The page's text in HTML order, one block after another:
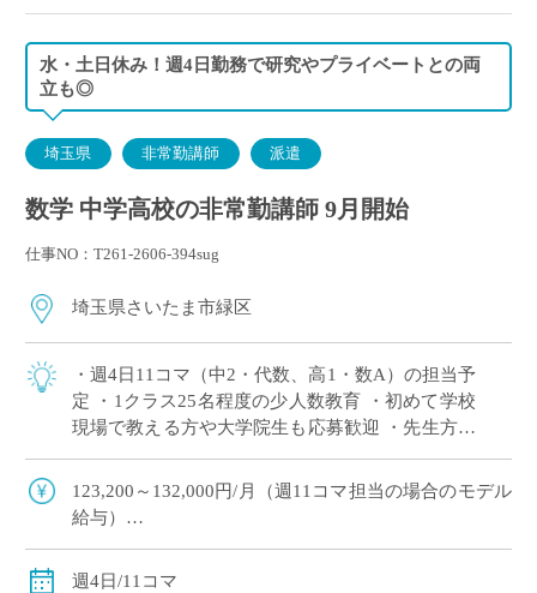
水・土日休み！週4日勤務で研究やプライベートとの両
立も◎
埼玉県 非常勤講師 派遣
数学 中学高校の非常勤講師 9月開始
仕事NO：T261-2606-394sug
埼玉県さいたま市緑区
・週4日11コマ（中2・代数、高1・数A）の担当予
定 ・1クラス25名程度の少人数教育 ・初めて学校
現場で教える方や大学院生も応募歓迎 ・先生方へ
れる学校です ・兼務も〇研究や […]
123,200～132,000円/月（週11コマ担当の場合のモデル
給与）
◇交通費別途支給
週4日/11コマ